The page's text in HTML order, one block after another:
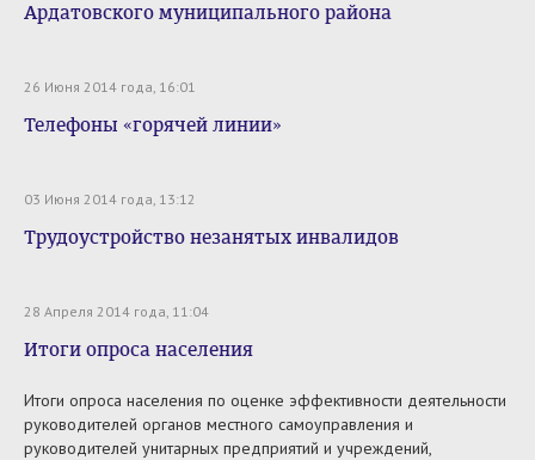
Ардатовского муниципального района
26 Июня 2014 года, 16:01
Телефоны «горячей линии»
03 Июня 2014 года, 13:12
Трудоустройство незанятых инвалидов
28 Апреля 2014 года, 11:04
Итоги опроса населения
Итоги опроса населения по оценке эффективности деятельности
руководителей органов местного самоуправления и
руководителей унитарных предприятий и учреждений,